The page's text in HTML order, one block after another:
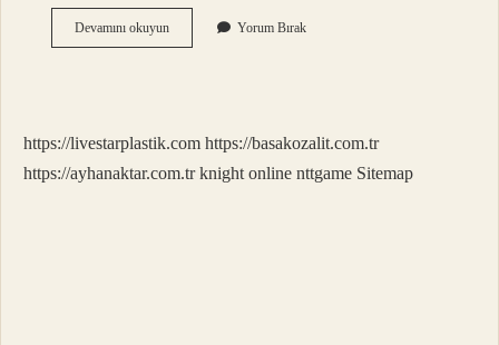
Devamını okuyunKaç
Çeşit
Yorum Bırak
https://livestarplastik.com https://basakozalit.com.tr
https://ayhanaktar.com.tr knight online nttgame Sitemap